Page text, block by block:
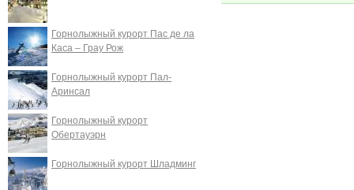
Горнолыжный курорт Пас де ла
Каса – Грау Рож
Горнолыжный курорт Пал-
Аринсал
Горнолыжный курорт
Обертауэрн
Горнолыжный курорт Шладминг